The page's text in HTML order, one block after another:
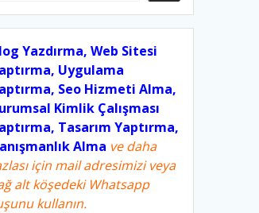
Yazdırma, Web Sitesi
Uygulama
Seo Hizmeti Alma,
Kimlik Çalışması
Tasarım Yaptırma,
Alma ve daha
için mail adresimizi veya
alt köşedeki Whatsapp
kullanın.